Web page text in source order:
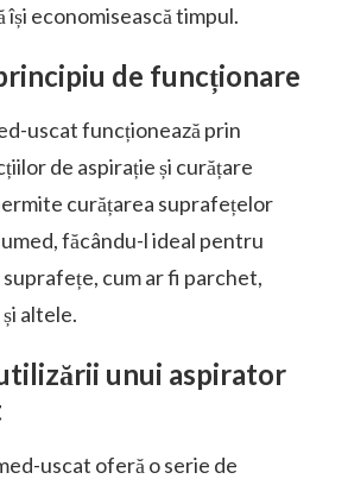
își economisească timpul.
de funcționare
uscat funcționează prin
de aspirație și curățare
curățarea suprafețelor
făcându-l ideal pentru
cum ar fi parchet,
altele.
unui aspirator
uscat oferă o serie de